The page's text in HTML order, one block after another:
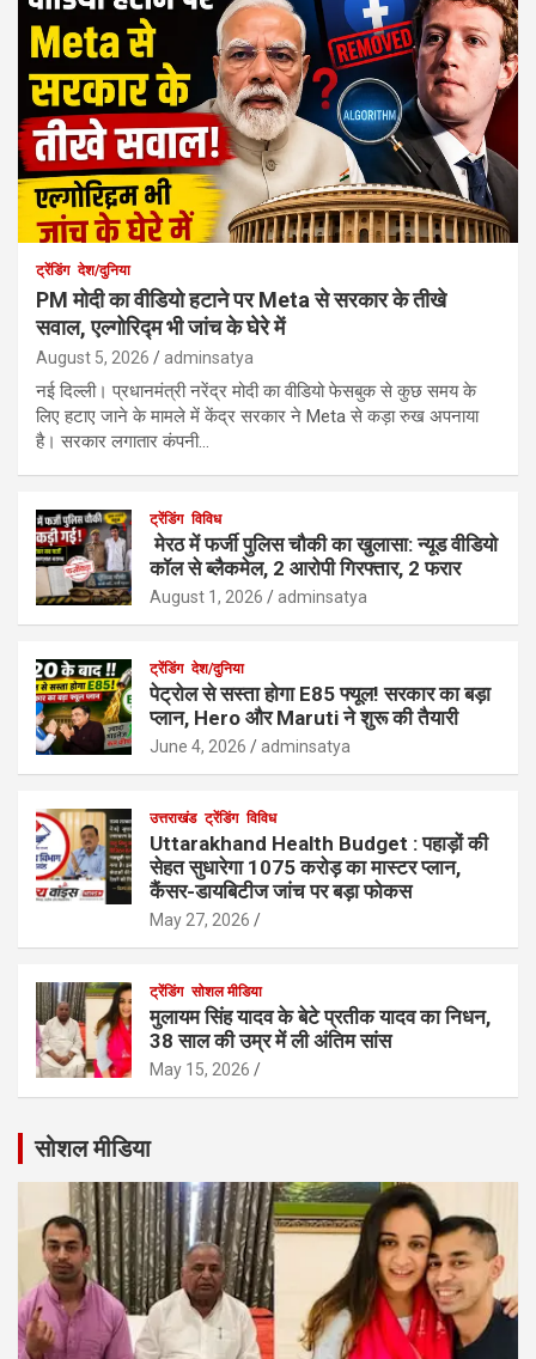
ट्रेंडिंग देश/दुनिया
PM मोदी का वीडियो हटाने पर Meta से सरकार के तीखे
सवाल, एल्गोरिद्म भी जांच के घेरे में
August 5, 2026 adminsatya
नई दिल्ली। प्रधानमंत्री नरेंद्र मोदी का वीडियो फेसबुक से कुछ समय के
लिए हटाए जाने के मामले में केंद्र सरकार ने Meta से कड़ा रुख अपनाया
है। सरकार लगातार कंपनी…
ट्रेंडिंग विविध
मेरठ में फर्जी पुलिस चौकी का खुलासा: न्यूड वीडियो
कॉल से ब्लैकमेल, 2 आरोपी गिरफ्तार, 2 फरार
August 1, 2026 adminsatya
ट्रेंडिंग देश/दुनिया
पेट्रोल से सस्ता होगा E85 फ्यूल! सरकार का बड़ा
प्लान, Hero और Maruti ने शुरू की तैयारी
June 4, 2026 adminsatya
उत्तराखंड ट्रेंडिंग विविध
Uttarakhand Health Budget : पहाड़ों की
सेहत सुधारेगा 1075 करोड़ का मास्टर प्लान,
कैंसर-डायबिटीज जांच पर बड़ा फोकस
May 27, 2026
ट्रेंडिंग सोशल मीडिया
मुलायम सिंह यादव के बेटे प्रतीक यादव का निधन,
38 साल की उम्र में ली अंतिम सांस
May 15, 2026
सोशल मीडिया